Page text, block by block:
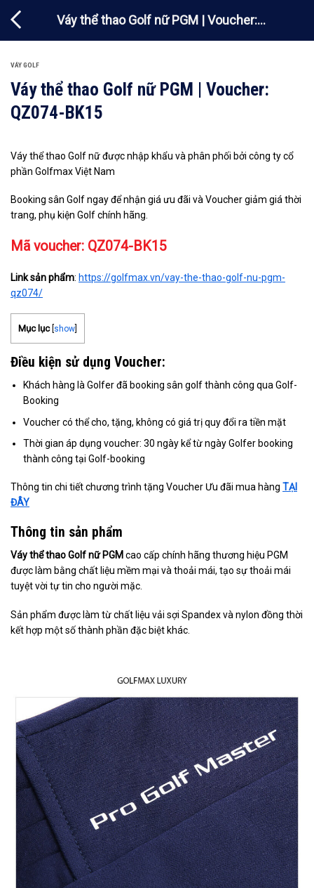
đến
Váy thể thao Golf nữ PGM | Voucher:
QZ074-BK15
VÁY GOLF
Váy thể thao Golf nữ PGM | Voucher:
QZ074-BK15
Váy thể thao Golf nữ được nhập khẩu và phân phối bởi công ty cổ
phần Golfmax Việt Nam
Booking sân Golf ngay để nhận giá ưu đãi và Voucher giảm giá thời
trang, phụ kiện Golf chính hãng.
Mã voucher: QZ074-BK15
Link sản phẩm: https://golfmax.vn/vay-the-thao-golf-nu-pgm-
qz074/
Mục lục show
Điều kiện sử dụng Voucher:
Khách hàng là Golfer đã booking sân golf thành công qua Golf-
Booking
Voucher có thể cho, tặng, không có giá trị quy đổi ra tiền mặt
Thời gian áp dụng voucher: 30 ngày kể từ ngày Golfer booking
thành công tại Golf-booking
Thông tin chi tiết chương trình tặng Voucher Ưu đãi mua hàng TẠI
ĐÂY
Thông tin sản phẩm
Váy thể thao Golf nữ PGM cao cấp chính hãng thương hiệu PGM
được làm bằng chất liệu mềm mại và thoải mái, tạo sự thoải mái
tuyệt vời tự tin cho người mặc.
Sản phẩm được làm từ chất liệu vải sợi Spandex và nylon đồng thời
kết hợp một số thành phần đặc biệt khác.